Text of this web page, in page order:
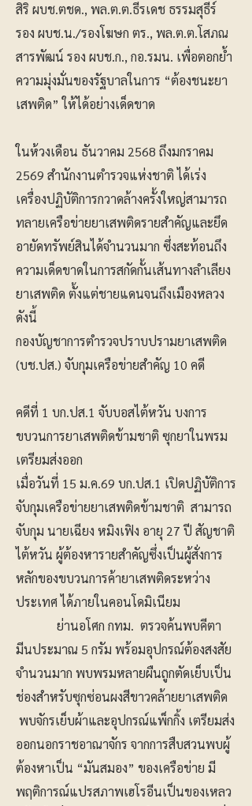
สิริ ผบช.ตชด., พล.ต.ต.ธีรเดช ธรรมสุธีร์
รอง ผบช.น./รองโฆษก ตร., พล.ต.ต.โสภณ
สารพัฒน์ รอง ผบช.ก., กอ.รมน. เพื่อตอกย้ำ
ความมุ่งมั่นของรัฐบาลในการ “ต้องชนะยา
เสพติด” ให้ได้อย่างเด็ดขาด
ในห้วงเดือน ธันวาคม 2568 ถึงมกราคม
2569 สำนักงานตำรวจแห่งชาติ ได้เร่ง
เครื่องปฏิบัติการกวาดล้างครั้งใหญ่สามารถ
ทลายเครือข่ายยาเสพติดรายสำคัญและยึด
อายัดทรัพย์สินได้จำนวนมาก ซึ่งสะท้อนถึง
ความเด็ดขาดในการสกัดกั้นเส้นทางลำเลียง
ยาเสพติด ตั้งแต่ชายแดนจนถึงเมืองหลวง
ดังนี้
กองบัญชาการตำรวจปราบปรามยาเสพติด
(บช.ปส.) จับกุมเครือข่ายสำคัญ 10 คดี
คดีที่ 1 บก.ปส.1 จับบอสไต้หวัน บงการ
ขบวนการยาเสพติดข้ามชาติ ซุกยาในพรม
เตรียมส่งออก
เมื่อวันที่ 15 ม.ค.69 บก.ปส.1 เปิดปฏิบัติการ
จับกุมเครือข่ายยาเสพติดข้ามชาติ สามารถ
จับกุม นายเฉียง หมิงเฟิง อายุ 27 ปี สัญชาติ
ไต้หวัน ผู้ต้องหารายสำคัญซึ่งเป็นผู้สั่งการ
หลักของขบวนการค้ายาเสพติดระหว่าง
ประเทศ ได้ภายในคอนโดมิเนียม
ย่านอโศก กทม. ตรวจค้นพบคีตา
มีนประมาณ 5 กรัม พร้อมอุปกรณ์ต้องสงสัย
จำนวนมาก พบพรมหลายผืนถูกตัดเย็บเป็น
ช่องสำหรับซุกซ่อนผงสีขาวคล้ายยาเสพติด
พบจักรเย็บผ้าและอุปกรณ์แพ็กกิ้ง เตรียมส่ง
ออกนอกราชอาณาจักร จากการสืบสวนพบผู้
ต้องหาเป็น “มันสมอง” ของเครือข่าย มี
พฤติการณ์แปรสภาพเฮโรอีนเป็นของเหลว